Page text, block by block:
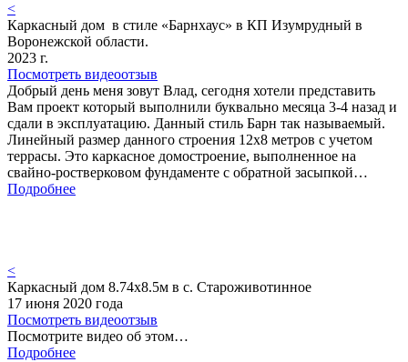
<
Каркасный дом в стиле «Барнхаус» в КП Изумрудный в
Воронежской области.
2023 г.
Посмотреть видеоотзыв
Добрый день меня зовут Влад, сегодня хотели представить
Вам проект который выполнили буквально месяца 3-4 назад и
сдали в эксплуатацию. Данный стиль Барн так называемый.
Линейный размер данного строения 12х8 метров с учетом
террасы. Это каркасное домостроение, выполненное на
свайно-ростверковом фундаменте с обратной засыпкой…
Подробнее
<
Каркасный дом 8.74х8.5м в с. Староживотинное
17 июня 2020 года
Посмотреть видеоотзыв
Посмотрите видео об этом…
Подробнее